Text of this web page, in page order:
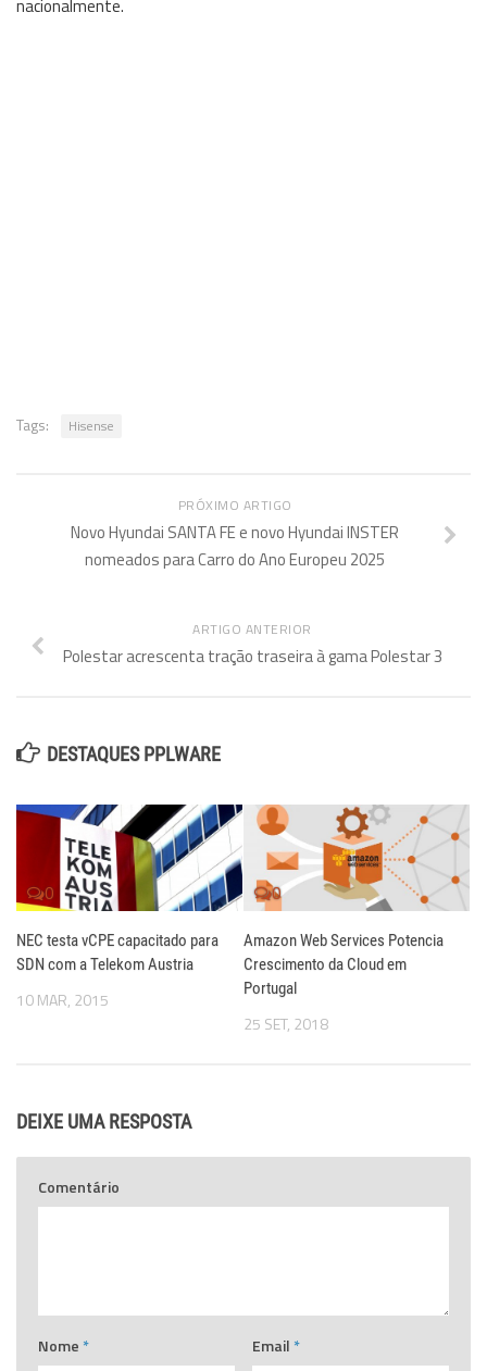
nacionalmente.
Tags: Hisense
PRÓXIMO ARTIGO
Novo Hyundai SANTA FE e novo Hyundai INSTER
nomeados para Carro do Ano Europeu 2025
ARTIGO ANTERIOR
Polestar acrescenta tração traseira à gama Polestar 3
DESTAQUES PPLWARE
0
NEC testa vCPE capacitado para
SDN com a Telekom Austria
10 MAR, 2015
0
Amazon Web Services Potencia
Crescimento da Cloud em
Portugal
25 SET, 2018
DEIXE UMA RESPOSTA
Comentário
Nome * Email *